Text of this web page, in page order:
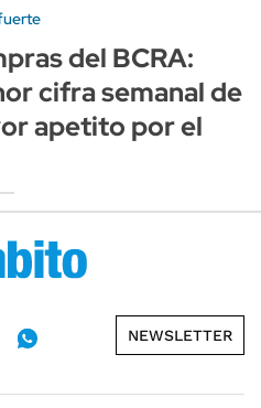
del BCRA:
cifra semanal de
apetito por el
NEWSLETTER